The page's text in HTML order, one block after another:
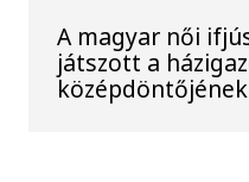
A magyar női
játszott a